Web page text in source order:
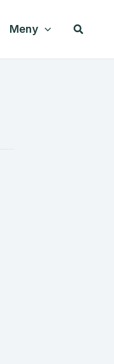
Meny Søk